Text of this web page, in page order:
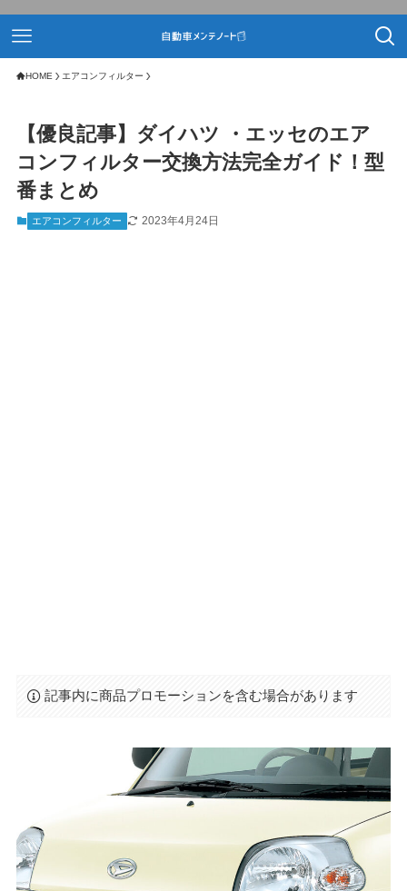
HOME エアコンフィルター
【優良記事】ダイハツ ・エッセのエア
コンフィルター交換方法完全ガイド！型
番まとめ
エアコンフィルター 2023年4月24日
記事内に商品プロモーションを含む場合があります